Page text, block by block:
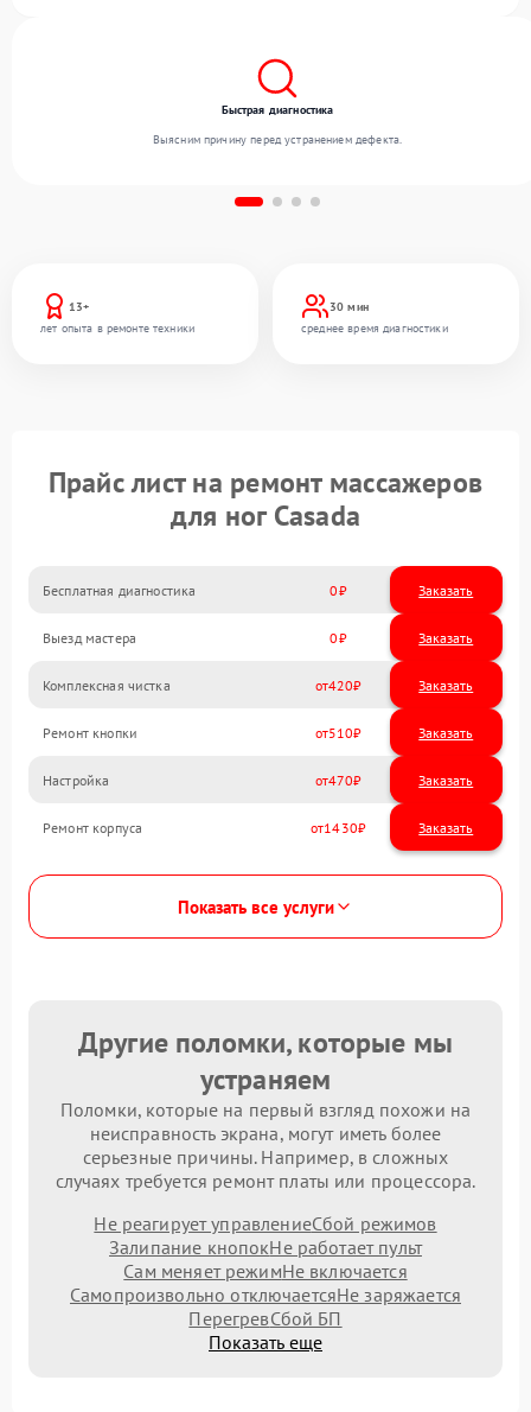
13+
лет опыта в ремонте техники
30 мин
среднее время диагностики
Быстрая диагностика
Выясним причину перед устранением дефекта.
Прайс лист на ремонт массажеров
для ног Casada
Бесплатная диагностика 0 Заказать
Выезд мастера 0 Заказать
Комплексная чистка 420
Ремонт кнопки 510
Настройка 470
Ремонт корпуса 1430
Показать все услуги
Другие поломки, которые мы
устраняем
Поломки, которые на первый взгляд похожи на
неисправность экрана, могут иметь более
серьезные причины. Например, в сложных
случаях требуется ремонт платы или процессора.
Не реагирует управлениеСбой режимов
Залипание кнопокНе работает пульт
Сам меняет режимНе включается
Самопроизвольно отключаетсяНе заряжается
ПерегревСбой БП
Показать еще